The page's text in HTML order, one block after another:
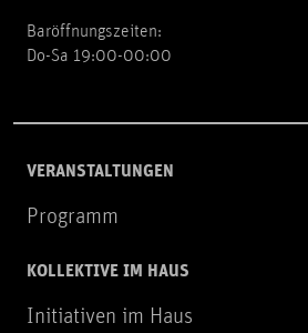
Baröffnungszeiten:
Do-Sa 19:00-00:00
VERANSTALTUNGEN
Programm
KOLLEKTIVE IM HAUS
Initiativen im Haus